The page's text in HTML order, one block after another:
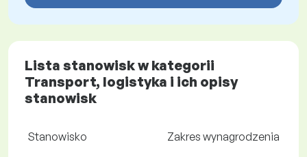
Lista stanowisk w kategorii
Transport, logistyka i ich opisy
stanowisk
Stanowisko Zakres wynagrodzenia